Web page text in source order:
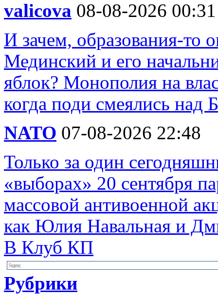
valicova 08-08-2026 00:31
И зачем, образования-то
Мединский и его
яблок? Монополия на
когда поди смеялись над
NATO 07-08-2026 22:48
Только за один
«выборах» 20 сентября
массовой антивоенной
как Юлия Навальная и
В Клуб КП
Рубрики